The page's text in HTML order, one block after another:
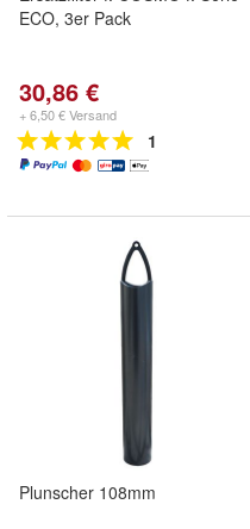
ECO, 3er Pack
30,86 €
+ 6,50 € Versand
1
Plunscher 108mm